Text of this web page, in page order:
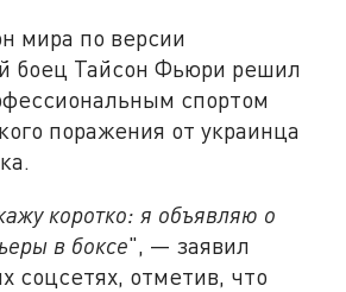
мира по версии
боец Тайсон Фьюри решил
спортом
поражения от украинца
коротко: я объявляю о
в боксе", — заявил
соцсетях, отметив, что